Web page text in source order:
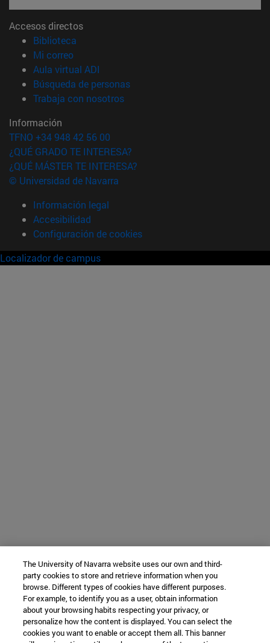
Accesos directos
Biblioteca
Mi correo(abre en nueva ventana)
Aula virtual ADI
Búsqueda de personas(abre en nueva ventana)
Trabaja con nosotros(abre en nueva ventana)
Información
TFNO +34 948 42 56 00
¿QUÉ GRADO TE INTERESA?
¿QUÉ MÁSTER TE INTERESA?
© Universidad de Navarra
Información legal
Accesibilidad
Configuración de cookies
Localizador de campus
The University of Navarra website uses our own and third-
party cookies to store and retrieve information when you
browse. Different types of cookies have different purposes.
For example, to identify you as a user, obtain information
about your browsing habits respecting your privacy, or
personalize how the content is displayed. You can select the
cookies you want to enable or accept them all. This banner